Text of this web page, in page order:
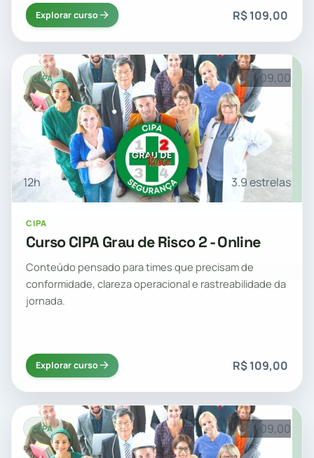
Explorar curso R$ 109,00
CIPA R$ 109,00
12h 3.9 estrelas
CIPA
Curso CIPA Grau de Risco 2 - Online
Conteúdo pensado para times que precisam de
conformidade, clareza operacional e rastreabilidade da
jornada.
Explorar curso R$ 109,00
CIPA R$ 109,00